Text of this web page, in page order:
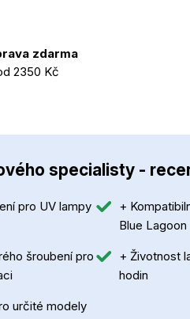
zdarma
2350 Kč
specialisty -
pro UV lampy
+
Blue Lagoon
šroubení pro
+ Životnost
hodin
určité modely